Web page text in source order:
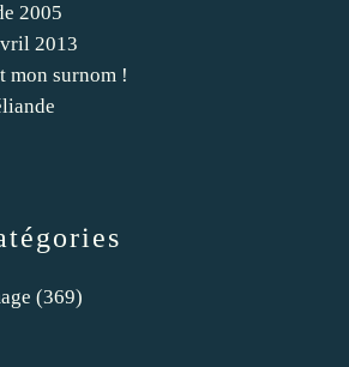
(369)
2005
2013
mon surnom !